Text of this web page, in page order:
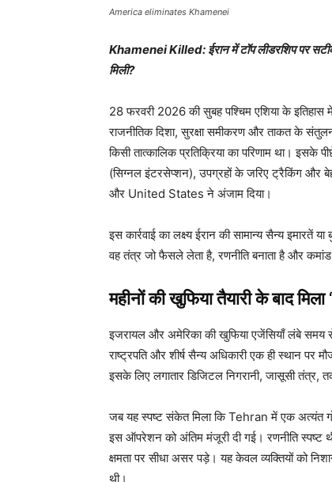
America eliminates Khamenei
Khamenei Killed: ईरान में टॉप लीडरशिप पर
मिली?
28 फरवरी 2026 की सुबह पश्चिम एशिया के इतिहास
राजनीतिक दिशा, सुरक्षा समीकरण और ताकत के
किसी तात्कालिक प्रतिक्रिया का परिणाम था। इसके
(सिग्नल इंटरसेप्शन), उपग्रहों के जरिए ट्रैकिंग और
और United States ने अंजाम दिया।
इस कार्रवाई का लक्ष्य ईरान की सामान्य सैन्य इमारतें
वह तंत्र जो फैसले लेता है, रणनीति बनाता है और
महीनों की खुफिया तैयारी के बाद
इजरायल और अमेरिका की खुफिया एजेंसियाँ लंबे
राष्ट्रपति और शीर्ष सैन्य अधिकारी एक ही स्थान पर
इसके लिए लगातार डिजिटल निगरानी, जासूसी तंत्र,
जब यह स्पष्ट संकेत मिला कि Tehran में एक अत्यंत
इस ऑपरेशन को अंतिम मंजूरी दी गई। रणनीति स्पष्ट
क्षमता पर सीधा असर पड़े। यह केवल व्यक्तियों को
थी।